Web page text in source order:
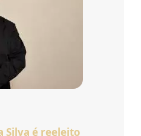
Silva é reeleito